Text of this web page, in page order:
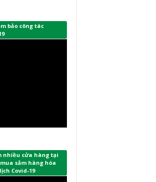
bảo công tác
nhiều cửa hàng tại
sắm hàng hóa
Covid-19